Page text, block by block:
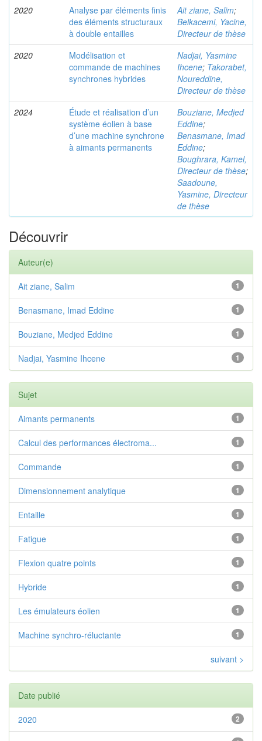
2020
Analyse par éléments finis
des éléments structuraux
à double entailles
Ait ziane, Salim;
Belkacemi, Yacine,
Directeur de thèse
2020
Modélisation et
commande de machines
synchrones hybrides
Nadjai, Yasmine
Ihcene; Takorabet,
Noureddine,
Directeur de thèse
2024
Étude et réalisation d’un
système éolien à base
d’une machine synchrone
à aimants permanents
Bouziane, Medjed
Eddine;
Benasmane, Imad
Eddine;
Boughrara, Kamel,
Directeur de thèse;
Saadoune,
Yasmine, Directeur
de thèse
Découvrir
Auteur(e)
1
Ait ziane, Salim
1
Benasmane, Imad Eddine
1
Bouziane, Medjed Eddine
1
Nadjai, Yasmine Ihcene
Sujet
1
Aimants permanents
1
Calcul des performances électroma...
1
Commande
1
Dimensionnement analytique
1
Entaille
1
Fatigue
1
Flexion quatre points
1
Hybride
1
Les émulateurs éolien
1
Machine synchro-réluctante
suivant >
Date publié
2
2020